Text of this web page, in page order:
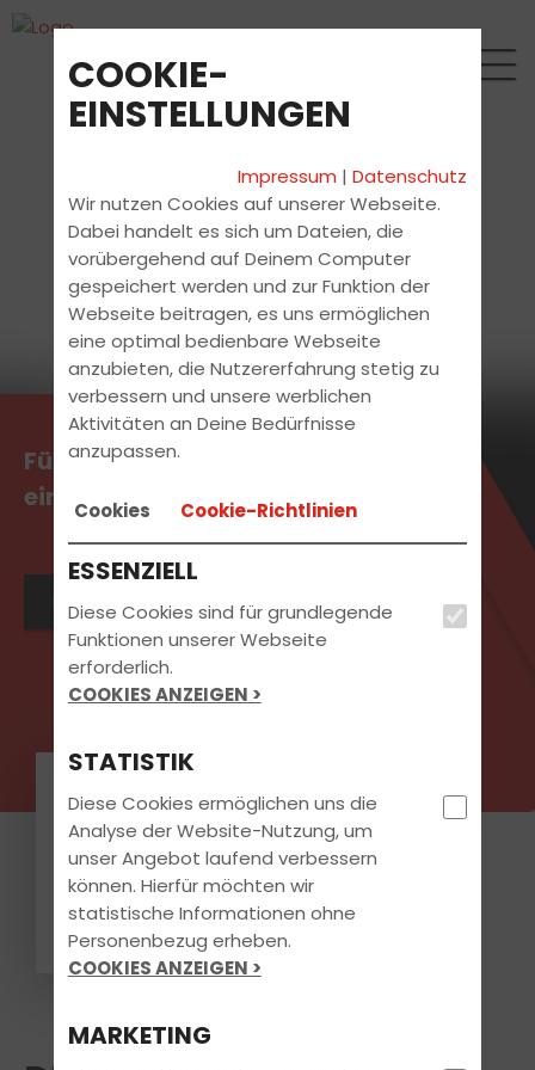
Führerschein machen, so
einfach, so schnell, so gut.
Beratungstermin vereinbaren
Ich habe gerade meinen A
Führerschein gemacht und kann
die Fahrschule nur empfehlen.
Das ganze Team ist mit Herzblut
dabei und es hat einen riesen
Spaß gemacht. Vielen Dank und
macht bitte genau so toll weiter
COOKIE-
EINSTELLUNGEN
Impressum |Datenschutz
Wir nutzen Cookies auf unserer Webseite.
Dabei handelt es sich um Dateien, die
vorübergehend auf Deinem Computer
gespeichert werden und zur Funktion der
Webseite beitragen, es uns ermöglichen
eine optimal bedienbare Webseite
anzubieten, die Nutzererfahrung stetig zu
verbessern und unsere werblichen
Aktivitäten an Deine Bedürfnisse
anzupassen.
Cookies Cookie-Richtlinien
ESSENZIELL
Diese Cookies sind für grundlegende
Funktionen unserer Webseite
erforderlich.
COOKIES ANZEIGEN >
STATISTIK
Diese Cookies ermöglichen uns die
Analyse der Website-Nutzung, um
unser Angebot laufend verbessern
können. Hierfür möchten wir
statistische Informationen ohne
Personenbezug erheben.
COOKIES ANZEIGEN >
MARKETING